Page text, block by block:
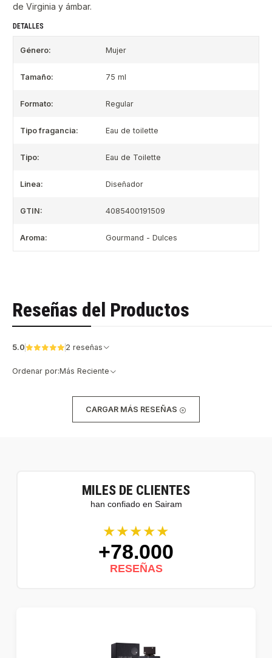
de Virginia y ámbar.
DETALLES
Género: Mujer
Tamaño: 75 ml
Formato: Regular
Tipo fragancia: Eau de toilette
Tipo: Eau de Toilette
Linea: Diseñador
GTIN: 4085400191509
Aroma: Gourmand - Dulces
Reseñas del Productos
5.0 2 reseñas
Ordenar por:Más Reciente
CARGAR MÁS RESEÑAS
MILES DE CLIENTES
han confiado en Sairam
★★★★★
+78.000
RESEÑAS